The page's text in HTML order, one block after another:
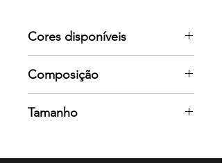
Cores disponíveis
cores
Composição
pelúcia cardada, 280 g/m2.
Tamanho
M · L · XL · 2XL · 3XL